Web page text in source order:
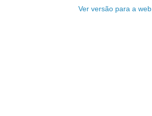
Ver versão para a web